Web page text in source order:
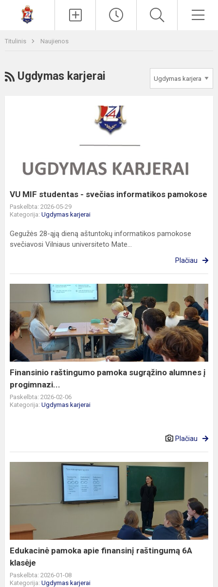
Titulinis Naujienos
RSS
Ugdymas karjerai
informatikos
VU MIF studentas - svečias informatikos pamokose
Paskelbta: 2026-05-29
Kategorija: Ugdymas karjerai
Gegužės 28-ąją dieną aštuntokų informatikos pamokose
svečiavosi Vilniaus universiteto Mate...
Plačiau
raštingumo
pamoka
sugrąžino
alumnes
į
progimnazi...
Finansinio raštingumo pamoka sugrąžino alumnes į
progimnazi...
Paskelbta: 2026-02-06
Kategorija: Ugdymas karjerai
Plačiau
finansinį
6A
klasėje
Edukacinė pamoka apie finansinį raštingumą 6A
klasėje
Paskelbta: 2026-01-08
Kategorija: Ugdymas karjerai